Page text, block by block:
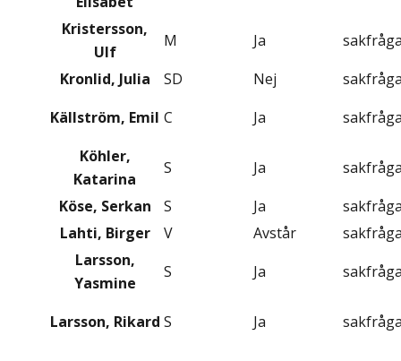
Kristersson,
Ulf
M Ja
Kronlid, Julia
SD Nej
Källström, Emil C Ja
Köhler,
Katarina
S Ja
Köse, Serkan
S Ja
Lahti, Birger
V Avstår
Larsson,
Yasmine
S Ja
Larsson, Rikard S Ja